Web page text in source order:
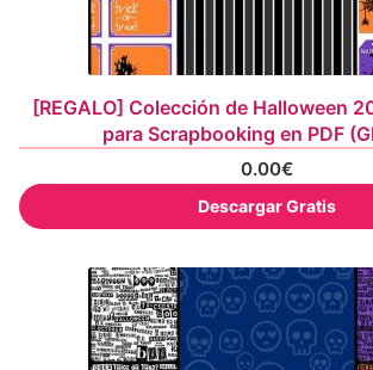
[REGALO] Colección de Halloween
para Scrapbooking en PDF
0.00€
Descargar Gratis